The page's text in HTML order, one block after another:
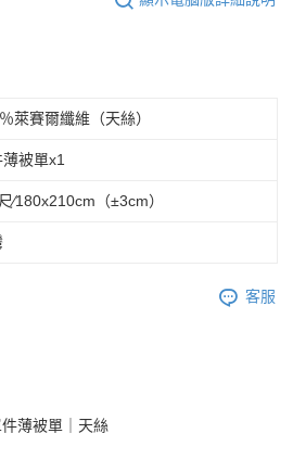
萊賽爾纖維（天絲）
被單x1
∕180x210cm（±3cm）
客服
薄被單｜天絲